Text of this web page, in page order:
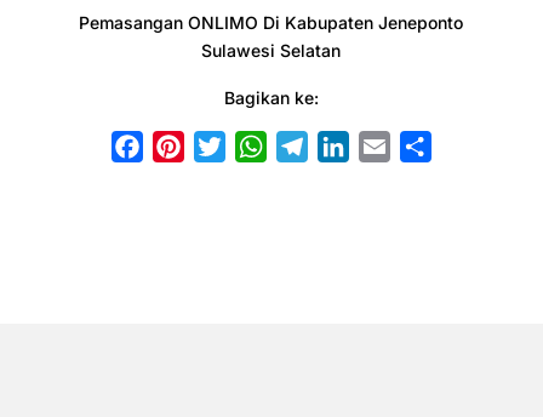
Pemasangan ONLIMO Di Kabupaten Jeneponto
Sulawesi Selatan
Bagikan ke:
FacebookPinterestTwitterWhatsAppTelegramLinkedIn
Email